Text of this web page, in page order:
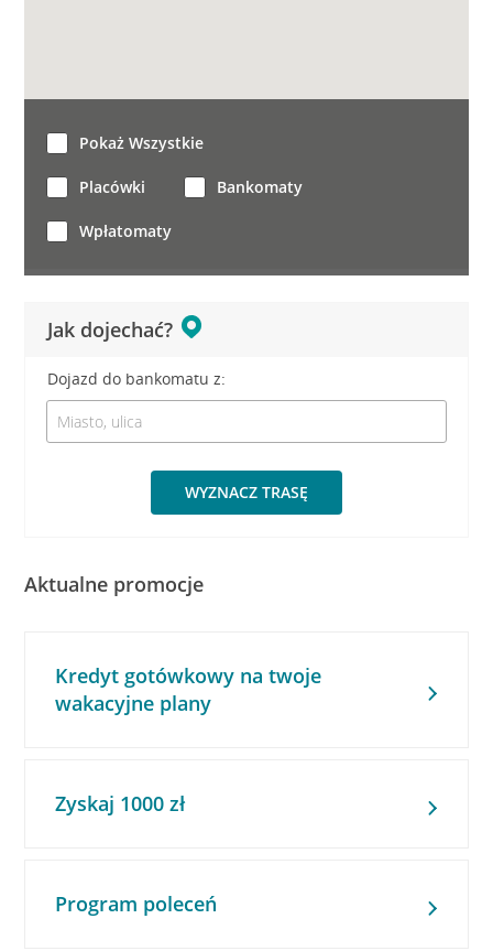
Jak dojechać?
Dojazd do bankomatu z:
WYZNACZ TRASĘ
Pokaż Wszystkie
Placówki Bankomaty
Wpłatomaty
Aktualne promocje
Kredyt gotówkowy na twoje
wakacyjne plany
Zyskaj 1000 zł
Program poleceń